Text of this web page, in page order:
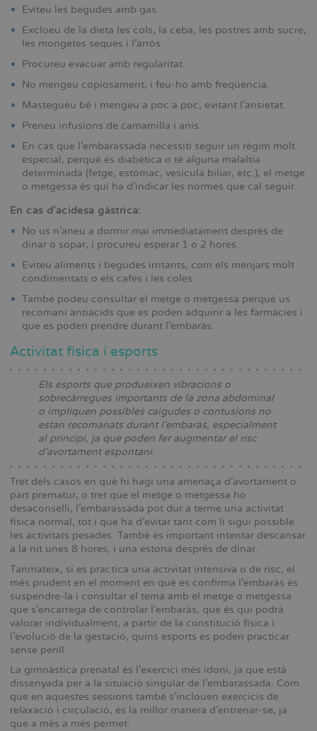
Eviteu les begudes amb gas.
Excloeu de la dieta les cols, la ceba, les postres amb sucre,
les mongetes seques i l’arròs.
Procureu evacuar amb regularitat.
No mengeu copiosament, i feu-ho amb freqüència.
Mastegueu bé i mengeu a poc a poc, evitant l’ansietat.
Preneu infusions de camamilla i anís.
En cas que l’embarassada necessiti seguir un règim molt
especial, perquè és diabètica o té alguna malaltia
determinada (fetge, estómac, vesícula biliar, etc.), el metge
o metgessa és qui ha d’indicar les normes que cal seguir.
En cas d’acidesa gàstrica:
No us n’aneu a dormir mai immediatament després de
dinar o sopar, i procureu esperar 1 o 2 hores.
Eviteu aliments i begudes irritants, com els menjars molt
condimentats o els cafès i les coles.
També podeu consultar el metge o metgessa perquè us
recomani antiàcids que es poden adquirir a les farmàcies i
que es poden prendre durant l’embaràs.
Activitat física i esports
Els esports que produeixen vibracions o
sobrecàrregues importants de la zona abdominal
o impliquen possibles caigudes o contusions no
estan recomanats durant l’embaràs, especialment
al principi, ja que poden fer augmentar el risc
d’avortament espontani.
Tret dels casos en què hi hagi una amenaça d’avortament o
part prematur, o tret que el metge o metgessa ho
desaconselli, l’embarassada pot dur a terme una activitat
física normal, tot i que ha d’evitar tant com li sigui possible
les activitats pesades. També és important intentar descansar
a la nit unes 8 hores, i una estona després de dinar.
Tanmateix, si es practica una activitat intensiva o de risc, el
més prudent en el moment en què es confirma l’embaràs és
suspendre-la i consultar el tema amb el metge o metgessa
que s’encarrega de controlar l’embaràs, que és qui podrà
valorar individualment, a partir de la constitució física i
l’evolució de la gestació, quins esports es poden practicar
sense perill.
La gimnàstica prenatal és l’exercici més idoni, ja que està
dissenyada per a la situació singular de l’embarassada. Com
que en aquestes sessions també s’inclouen exercicis de
relaxació i circulació, és la millor manera d’entrenar-se, ja
que a més a més permet: